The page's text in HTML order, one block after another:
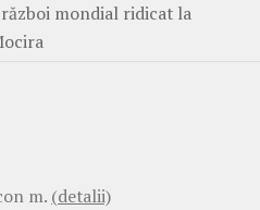
mondial ridicat la
m. (detalii)